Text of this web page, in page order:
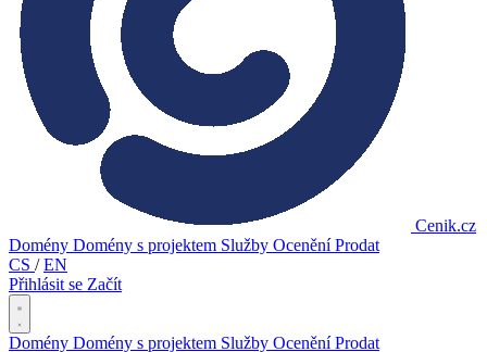
Cenik.cz
Domény Domény s projektem Služby OceněníProdat
CS / EN
Přihlásit se Začít
Domény Domény s projektem Služby OceněníProdat